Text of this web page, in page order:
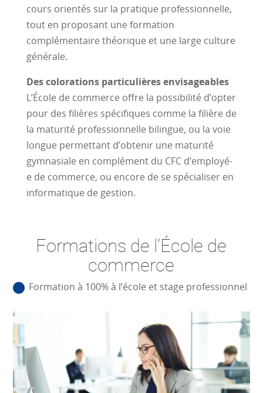
cours orientés sur la pratique professionnelle,
tout en proposant une formation
complémentaire théorique et une large culture
générale.
Des colorations particulières envisageables
L’École de commerce offre la possibilité d’opter
pour des filières spécifiques comme la filière de
la maturité professionnelle bilingue, ou la voie
longue permettant d’obtenir une maturité
gymnasiale en complément du CFC d’employé-
e de commerce, ou encore de se spécialiser en
informatique de gestion.
Formations de l’École de
commerce
Formation à 100% à l’école et stage professionnel